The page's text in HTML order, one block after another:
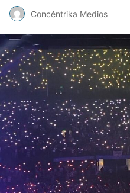
Concéntrika Medios